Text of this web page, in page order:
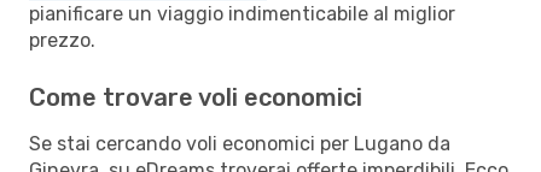
pianificare un viaggio indimenticabile al miglior
prezzo.
Come trovare voli economici
Se stai cercando voli economici per Lugano da